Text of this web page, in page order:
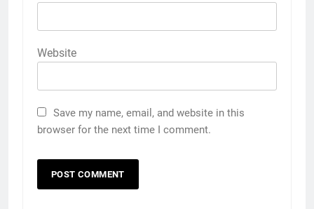
Website
Save my name, email, and website in this
browser for the next time I comment.